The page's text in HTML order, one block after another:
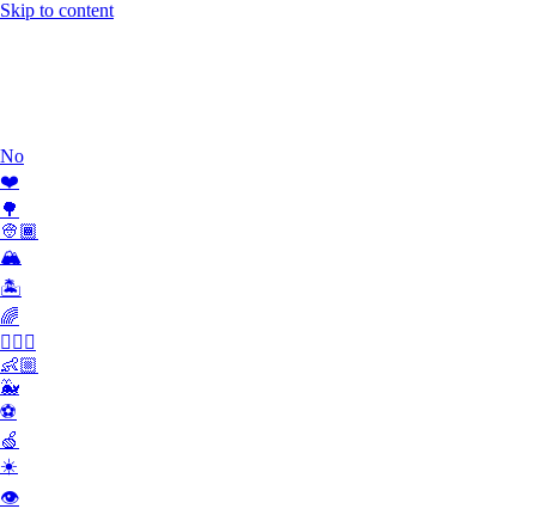
Skip to content
No
❤️
🌳
👳🏾
🏔
🏝
🌈
🏄🏾‍♀️
👶🏼
🐳
⚽️
🍏
☀️
👁